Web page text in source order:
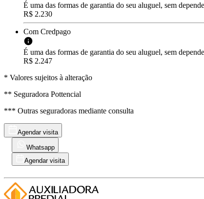
É uma das formas de garantia do seu aluguel, sem
R$ 2.230
Com Credpago
É uma das formas de garantia do seu aluguel, sem
R$ 2.247
* Valores sujeitos à alteração
** Seguradora Pottencial
*** Outras seguradoras mediante consulta
Agendar visita
Whatsapp
Agendar visita